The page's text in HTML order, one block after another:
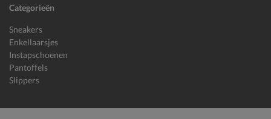
Categorieën
Sneakers
Enkellaarsjes
Instapschoenen
Pantoffels
Slippers